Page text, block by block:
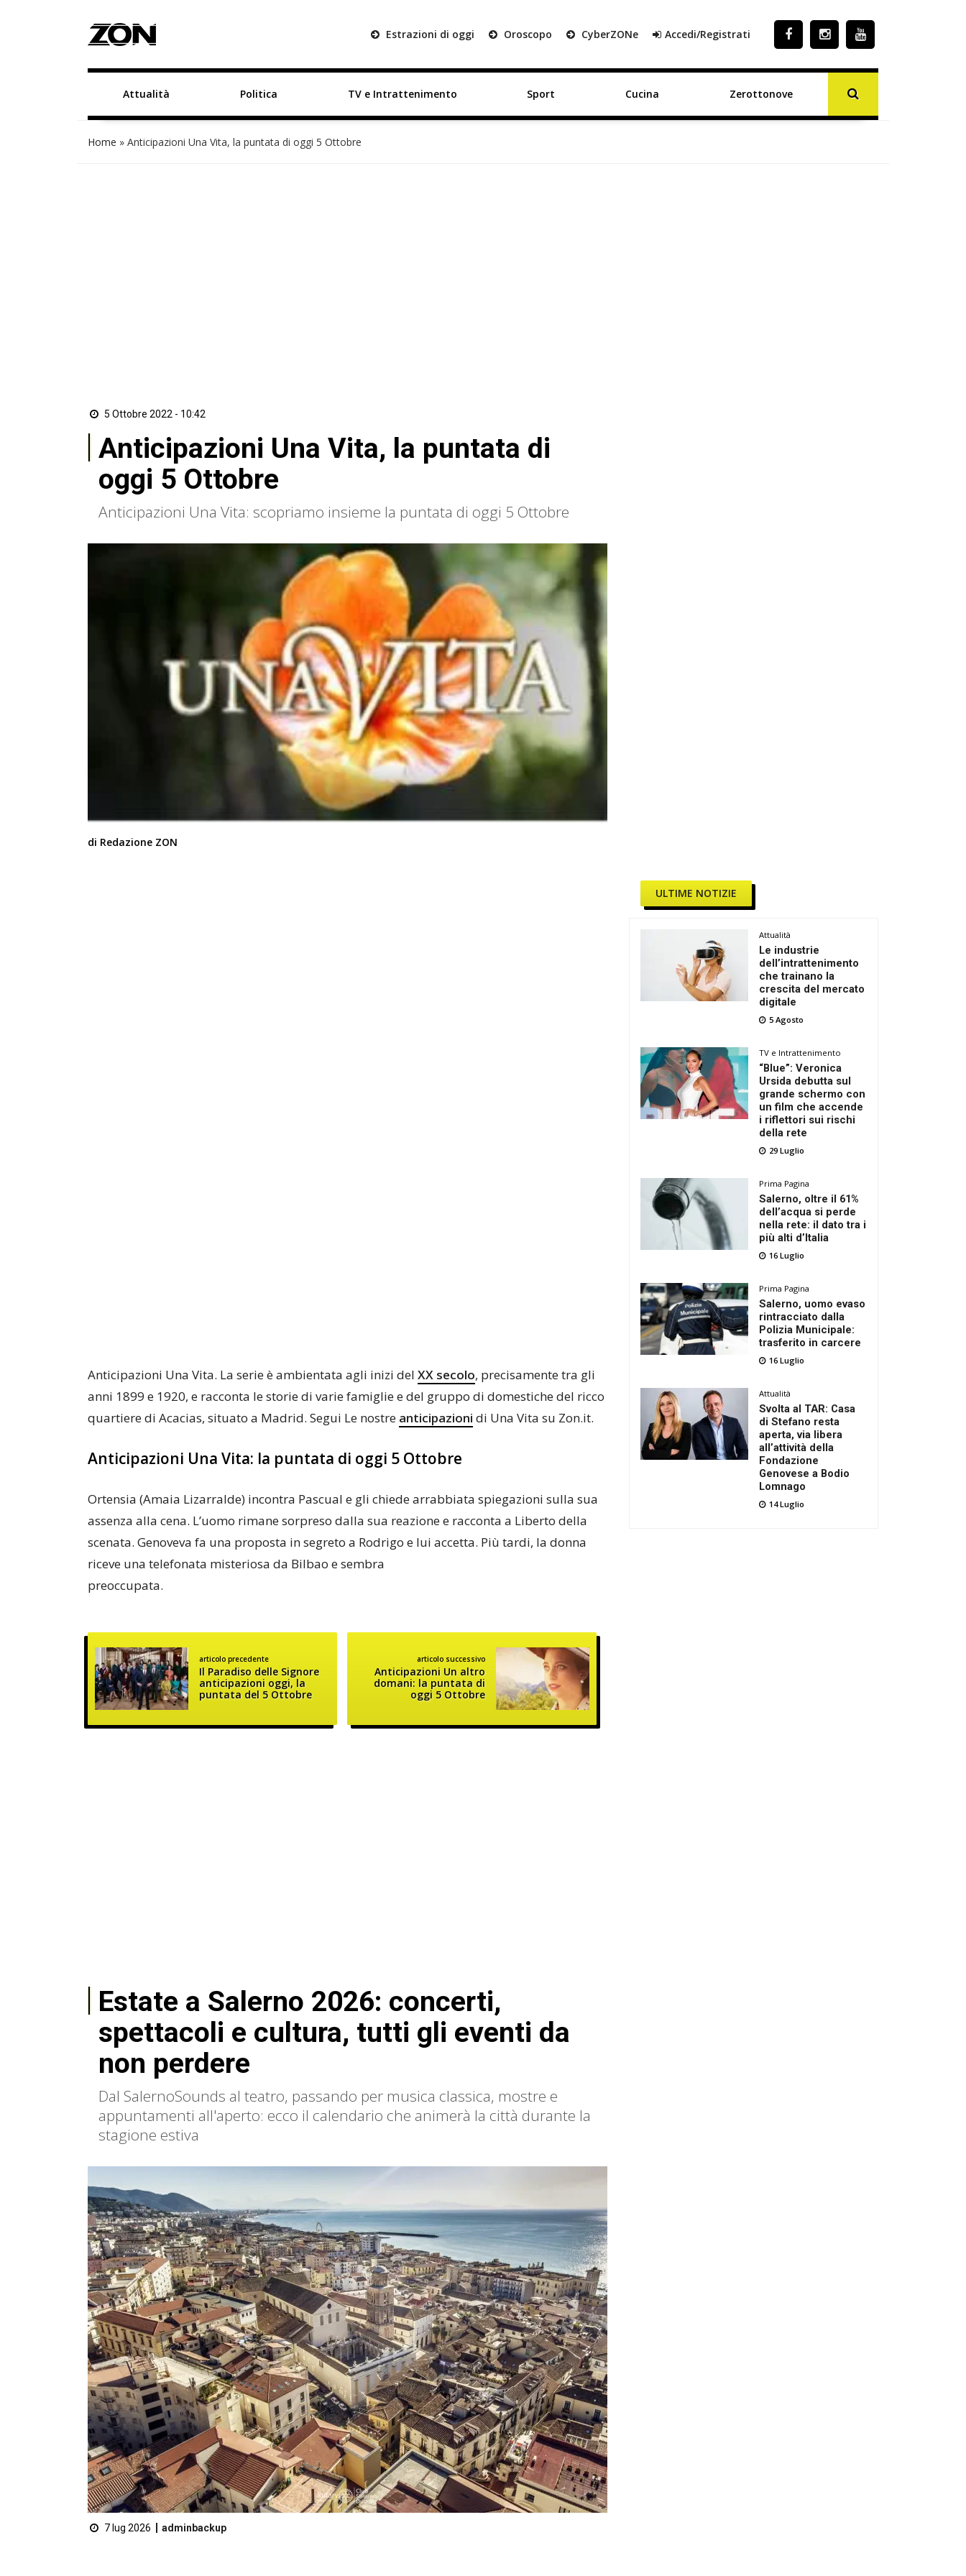
Estrazioni di oggi Oroscopo CyberZONe Accedi/Registrati
Attualità Politica TV e Intrattenimento Sport Cucina Zerottonove
Home » Anticipazioni Una Vita, la puntata di oggi 5 Ottobre
5 Ottobre 2022 - 10:42
Anticipazioni Una Vita, la puntata di
oggi 5 Ottobre
Anticipazioni Una Vita: scopriamo insieme la puntata di oggi 5 Ottobre
di Redazione ZON
Anticipazioni Una Vita. La serie è ambientata agli inizi del XX secolo, precisamente tra gli
anni 1899 e 1920, e racconta le storie di varie famiglie e del gruppo di domestiche del ricco
quartiere di Acacias, situato a Madrid. Segui Le nostre anticipazioni di Una Vita su Zon.it.
Anticipazioni Una Vita: la puntata di oggi 5 Ottobre
Ortensia (Amaia Lizarralde) incontra Pascual e gli chiede arrabbiata spiegazioni sulla sua
assenza alla cena. L’uomo rimane sorpreso dalla sua reazione e racconta a Liberto della
scenata. Genoveva fa una proposta in segreto a Rodrigo e lui accetta. Più tardi, la donna
riceve una telefonata misteriosa da Bilbao e sembra
preoccupata.
articolo precedente
Il Paradiso delle Signore
anticipazioni oggi, la
puntata del 5 Ottobre
articolo successivo
Anticipazioni Un altro
domani: la puntata di
oggi 5 Ottobre
Estate a Salerno 2026: concerti,
spettacoli e cultura, tutti gli eventi da
non perdere
Dal SalernoSounds al teatro, passando per musica classica, mostre e
appuntamenti all'aperto: ecco il calendario che animerà la città durante la
stagione estiva
7 lug 2026 adminbackup
ULTIME NOTIZIE
Attualità
Le industrie
dell’intrattenimento
che trainano la
crescita del mercato
digitale
5 Agosto
TV e Intrattenimento
“Blue”: Veronica
Ursida debutta sul
grande schermo con
un film che accende
i riflettori sui rischi
della rete
29 Luglio
Prima Pagina
Salerno, oltre il 61%
dell’acqua si perde
nella rete: il dato tra i
più alti d’Italia
16 Luglio
Prima Pagina
Salerno, uomo evaso
rintracciato dalla
Polizia Municipale:
trasferito in carcere
16 Luglio
Attualità
Svolta al TAR: Casa
di Stefano resta
aperta, via libera
all’attività della
Fondazione
Genovese a Bodio
Lomnago
14 Luglio